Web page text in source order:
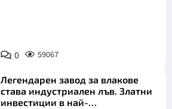
0 59067
Легендарен завод за влакове
става индустриален лъв. Златни
инвестиции в най-